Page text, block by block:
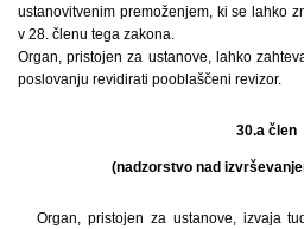
ustanovitvenim premoženjem, ki se lahko
v 28. členu tega zakona.
Organ, pristojen za ustanove, lahko
poslovanju revidirati pooblaščeni revizor.
30.a člen
(nadzorstvo nad
Organ, pristojen za ustanove, izvaja